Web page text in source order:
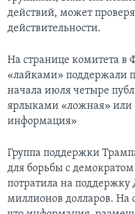
действий, может
действительности.
На странице комитета в
«лайками» поддержали
начала июля четыре
ярлыками «ложная» или
информация»
Группа поддержки
для борьбы с
потратила на поддержку
миллионов долларов. На